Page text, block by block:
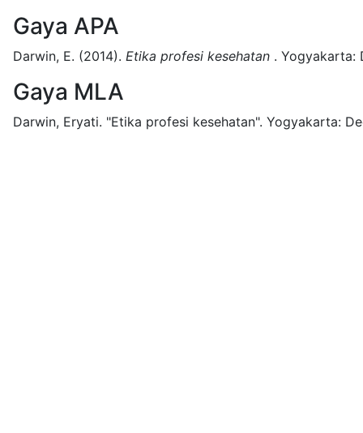
Gaya APA
Darwin, E. (2014). Etika profesi kesehatan . Yogyakarta:
Gaya MLA
Darwin, Eryati. "Etika profesi kesehatan". Yogyakarta: